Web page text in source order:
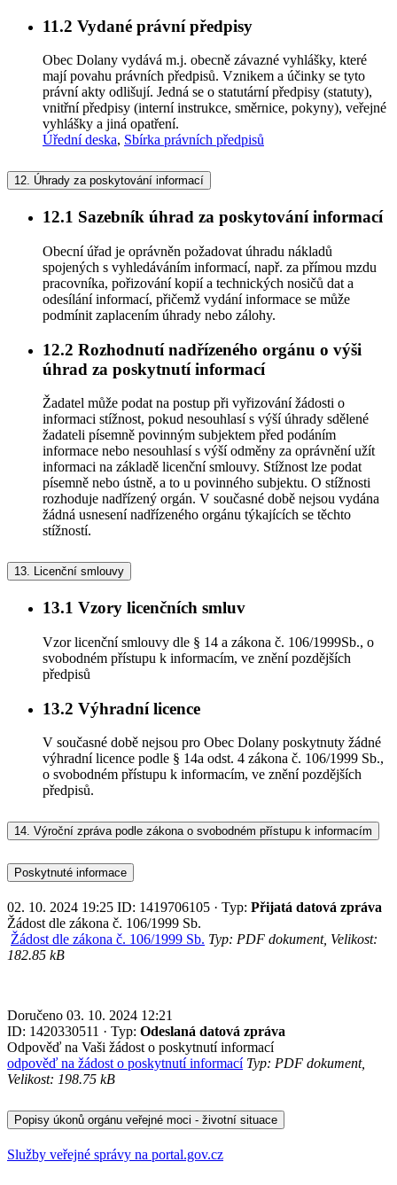
11.2 Vydané právní předpisy
Obec Dolany vydává m.j. obecně závazné vyhlášky, které
mají povahu právních předpisů. Vznikem a účinky se tyto
právní akty odlišují. Jedná se o statutární předpisy (statuty),
vnitřní předpisy (interní instrukce, směrnice, pokyny), veřejné
vyhlášky a jiná opatření.
Úřední deska, Sbírka právních předpisů
12. Úhrady za poskytování informací
12.1 Sazebník úhrad za poskytování informací
Obecní úřad je oprávněn požadovat úhradu nákladů
spojených s vyhledáváním informací, např. za přímou mzdu
pracovníka, pořizování kopií a technických nosičů dat a
odesílání informací, přičemž vydání informace se může
podmínit zaplacením úhrady nebo zálohy.
12.2 Rozhodnutí nadřízeného orgánu o výši
úhrad za poskytnutí informací
Žadatel může podat na postup při vyřizování žádosti o
informaci stížnost, pokud nesouhlasí s výší úhrady sdělené
žadateli písemně povinným subjektem před podáním
informace nebo nesouhlasí s výší odměny za oprávnění užít
informaci na základě licenční smlouvy. Stížnost lze podat
písemně nebo ústně, a to u povinného subjektu. O stížnosti
rozhoduje nadřízený orgán. V současné době nejsou vydána
žádná usnesení nadřízeného orgánu týkajících se těchto
stížností.
13. Licenční smlouvy
13.1 Vzory licenčních smluv
Vzor licenční smlouvy dle § 14 a zákona č. 106/1999Sb., o
svobodném přístupu k informacím, ve znění pozdějších
předpisů
13.2 Výhradní licence
V současné době nejsou pro Obec Dolany poskytnuty žádné
výhradní licence podle § 14a odst. 4 zákona č. 106/1999 Sb.,
o svobodném přístupu k informacím, ve znění pozdějších
předpisů.
14. Výroční zpráva podle zákona o svobodném přístupu k informacím
Poskytnuté informace
02. 10. 2024 19:25 ID: 1419706105 · Typ: Přijatá datová zpráva
Žádost dle zákona č. 106/1999 Sb.
Žádost dle zákona č. 106/1999 Sb. Typ: PDF dokument, Velikost:
182.85 kB
Doručeno 03. 10. 2024 12:21
ID: 1420330511 · Typ: Odeslaná datová zpráva
Odpověď na Vaši žádost o poskytnutí informací
odpověď na žádost o poskytnutí informacíTyp: PDF dokument,
Velikost: 198.75 kB
Popisy úkonů orgánu veřejné moci - životní situace
Služby veřejné správy na portal.gov.cz